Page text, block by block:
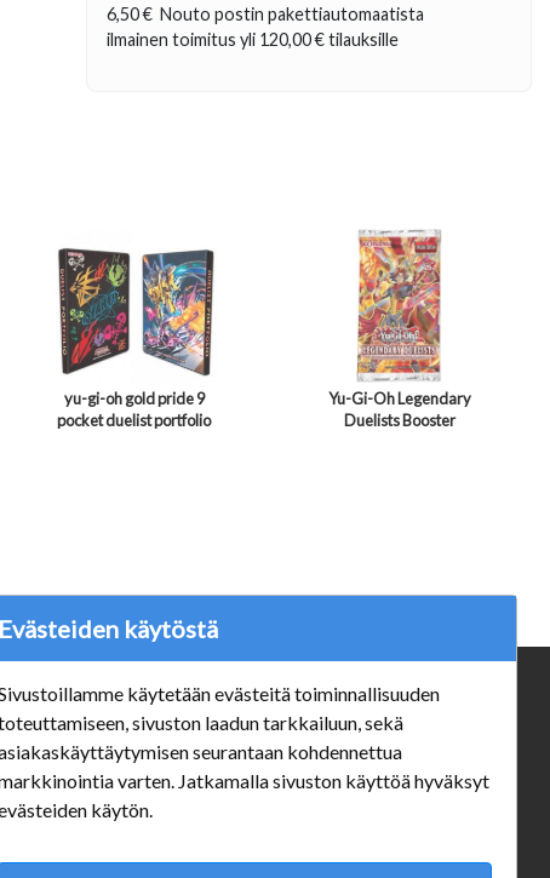
6,50 € Nouto postin pakettiautomaatista
ilmainen toimitus yli 120,00 €tilauksille
yu-gi-oh gold pride 9
pocket duelist portfolio
Yu-Gi-Oh Legendary
Duelists Booster
Verkkokauppa
#Yhteiskuntavastuu
#porvoonsithlord
Mannerheiminkatu 10 Aukioloajat:
Evästeiden käytöstä
käytetään evästeitä toiminnallisuuden
sivuston laadun tarkkailuun, sekä
seurantaan kohdennettua
varten. Jatkamalla sivuston käyttöä hyväksyt
käytön.